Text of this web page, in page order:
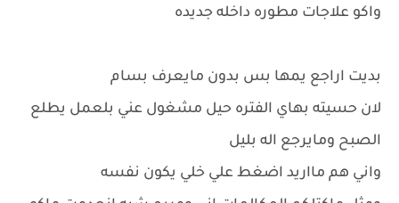
واكو علاجات مطوره داخله جديده
بديت اراجع يمها بس بدون مايعرف بسام
لان حسيته بهاي الفتره حيل مشغول عني بلعمل يطلع
الصبح ومايرجع اله بليل
واني هم مااريد اضغط علي خلي يكون نفسه